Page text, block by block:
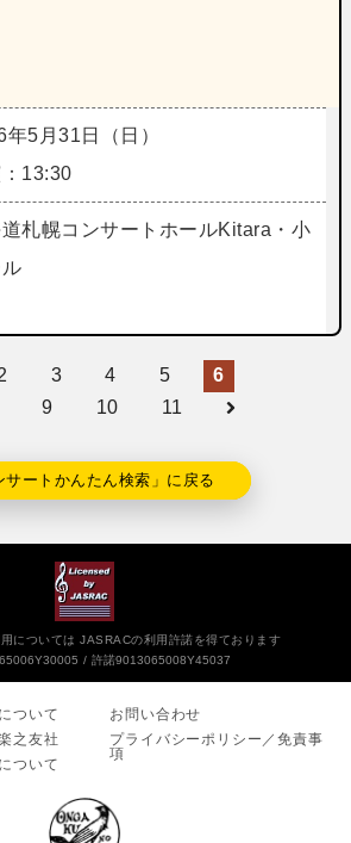
年5月31日（日）
：13:30
札幌コンサートホールKitara・小
3 4 5
6
9 10 11
ートかんたん検索」に戻る
については JASRACの利用許諾を得ております
許諾9013065008Y45037
ついて
之友社
ついて
お問い合わせ
プライバシーポリシー／免責事
項